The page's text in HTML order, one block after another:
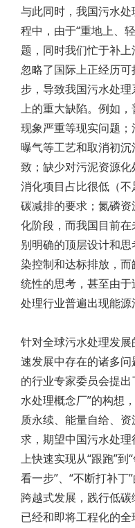
与此同时，我国污水
程中，由于“重地上、
题，同时我们忙于补
忽略了国际上正经历
步，导致我国污水处
上的重大缺陷。例如
现象严重等现实问题
曝气等工艺和取消初
致；缺少对污泥资源
消化项目占比很低（
碳减排的要求；氮磷
化阶段，而我国目前
别明确的顶层设计和
染控制和达标排放，
统性的思考，甚至由
处理行业普遍出现能源
针对全球污水处理发
速发展中存在的诸多
的行业专家委员会提
水处理概念厂”的构想
质永续、能量自给、
求，期望中国污水处
上快速实现从“跟跑”到
看一步”、“不断打补
跨越式发展，践行低
已经和即将工程化的